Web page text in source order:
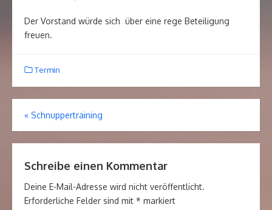
Der Vorstand würde sich über eine rege Beteiligung
freuen.
Termin
Beitrags-
Navigation
« Schnuppertraining
Schreibe einen Kommentar
Deine E-Mail-Adresse wird nicht veröffentlicht.
Erforderliche Felder sind mit * markiert